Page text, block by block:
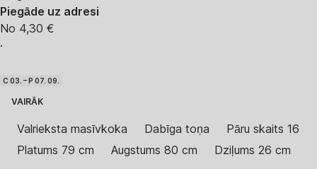
Piegāde uz adresi
No 4,30 €
·
C 03. – P 07. 09.
VAIRĀK
Valrieksta masīvkoka Dabīga toņa
Pāru skaits 16
Platums 79 cm
Augstums 80 cm Dziļums 26 cm